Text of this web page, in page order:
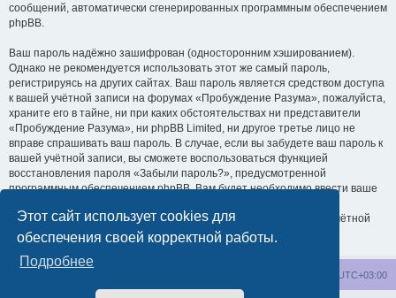
Этот сайт использует cookies для
обеспечения своей корректной работы.
Подробнее
сообщений, автоматически сгенерированных программным обеспечением
phpBB.
Ваш пароль надёжно зашифрован (односторонним хэшированием).
Однако не рекомендуется использовать этот же самый пароль,
регистрируясь на других сайтах. Ваш пароль является средством доступа
к вашей учётной записи на форумах «Пробуждение Разума», пожалуйста,
храните его в тайне, ни при каких обстоятельствах ни представители
«Пробуждение Разума», ни phpBB Limited, ни другое третье лицо не
вправе спрашивать ваш пароль. В случае, если вы забудете ваш пароль к
вашей учётной записи, вы сможете воспользоваться функцией
восстановления пароля «Забыли пароль?», предусмотренной
программным обеспечением phpBB. Вам будет необходимо ввести ваше
обеспечение phpBB сгенерирует вам новый пароль для вашей учётной
записи.
UTC+03:00